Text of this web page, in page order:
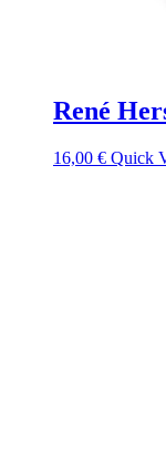
René
16,00 € Quick